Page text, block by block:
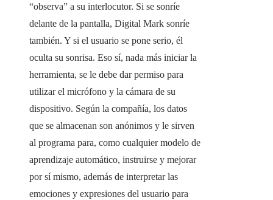
“observa” a su interlocutor. Si se sonríe
delante de la pantalla, Digital Mark sonríe
también. Y si el usuario se pone serio, él
oculta su sonrisa. Eso sí, nada más iniciar la
herramienta, se le debe dar permiso para
utilizar el micrófono y la cámara de su
dispositivo. Según la compañía, los datos
que se almacenan son anónimos y le sirven
al programa para, como cualquier modelo de
aprendizaje automático, instruirse y mejorar
por sí mismo, además de interpretar las
emociones y expresiones del usuario para